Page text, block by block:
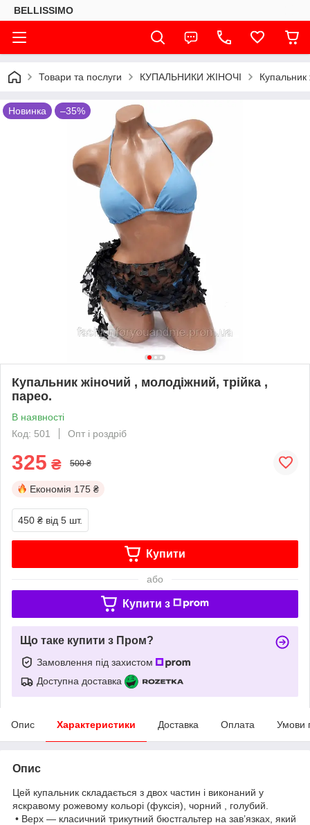
BELLISSIMO
Товари та послуги КУПАЛЬНИКИ ЖІНОЧІ Купальник
Новинка –35%
Купальник жіночий , молодіжний, трійка ,
парео.
В наявності
Код: 501
Опт і роздріб
325 ₴ 500 ₴
Економія 175 ₴
450 ₴ від 5 шт.
Купити
або
Купити з
Що таке купити з Пром?
Замовлення під захистом
Доступна доставка
Опис Характеристики Доставка Оплата Умови
Опис
Цей купальник складається з двох частин і виконаний у
яскравому рожевому кольорі (фуксія), чорний , голубий.
• Верх — класичний трикутний бюстгальтер на зав’язках, який